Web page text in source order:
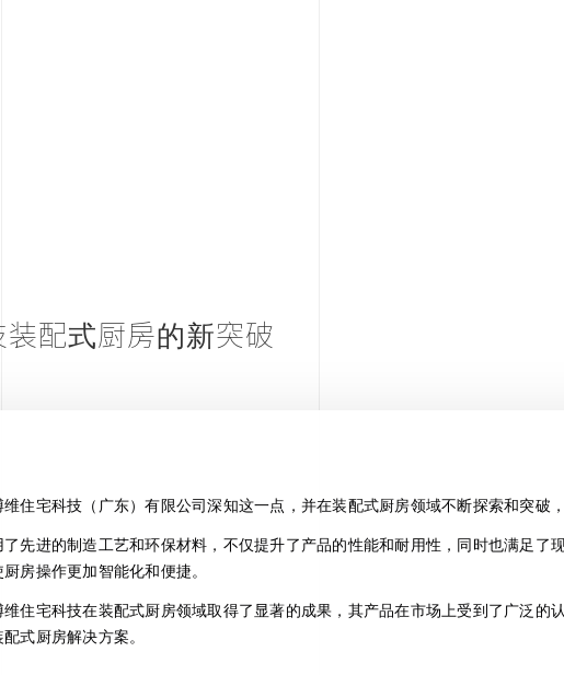
配式厨房的新突破
住宅科技（广东）有限公司深知这一点，并在装配式厨房领域不断探索和突破
先进的制造工艺和环保材料，不仅提升了产品的性能和耐用性，同时也满足了
房操作更加智能化和便捷。
住宅科技在装配式厨房领域取得了显著的成果，其产品在市场上受到了广泛的
式厨房解决方案。